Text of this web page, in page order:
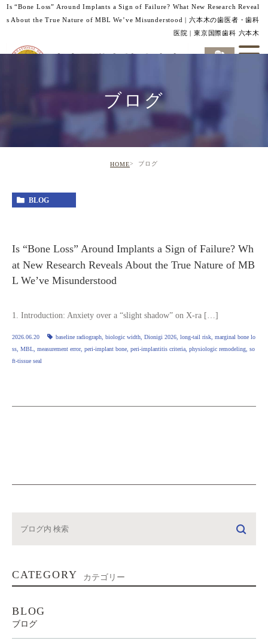
Is “Bone Loss” Around Implants a Sign of Failure? What New Research Reveal
s About the True Nature of MBL We’ve Misunderstood | 六本木の歯医者・歯科
医院 | 東京国際歯科 六本木
ブログ
HOME ブログ
BLOG
Is “Bone Loss” Around Implants a Sign of Failure? Wh
at New Research Reveals About the True Nature of MB
L We’ve Misunderstood
1. Introduction: Anxiety over a “slight shadow” on X‑ra […]
2026.06.20 baseline radiograph, biologic width, Dionigi 2026, long‑tail risk, marginal bone lo
ss, MBL, measurement error, peri‑implant bone, peri‑implantitis criteria, physiologic remodeling, so
ft‑tissue seal
CATEGORY カテゴリー
BLOG
ブログ